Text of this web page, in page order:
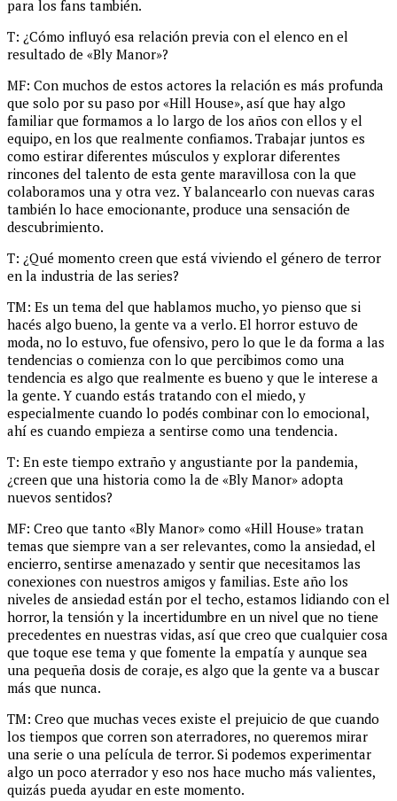
para los fans también.
T: ¿Cómo influyó esa relación previa con el elenco en el
resultado de «Bly Manor»?
MF: Con muchos de estos actores la relación es más profunda
que solo por su paso por «Hill House», así que hay algo
familiar que formamos a lo largo de los años con ellos y el
equipo, en los que realmente confiamos. Trabajar juntos es
como estirar diferentes músculos y explorar diferentes
rincones del talento de esta gente maravillosa con la que
colaboramos una y otra vez. Y balancearlo con nuevas caras
también lo hace emocionante, produce una sensación de
descubrimiento.
T: ¿Qué momento creen que está viviendo el género de terror
en la industria de las series?
TM: Es un tema del que hablamos mucho, yo pienso que si
hacés algo bueno, la gente va a verlo. El horror estuvo de
moda, no lo estuvo, fue ofensivo, pero lo que le da forma a las
tendencias o comienza con lo que percibimos como una
tendencia es algo que realmente es bueno y que le interese a
la gente. Y cuando estás tratando con el miedo, y
especialmente cuando lo podés combinar con lo emocional,
ahí es cuando empieza a sentirse como una tendencia.
T: En este tiempo extraño y angustiante por la pandemia,
¿creen que una historia como la de «Bly Manor» adopta
nuevos sentidos?
MF: Creo que tanto «Bly Manor» como «Hill House» tratan
temas que siempre van a ser relevantes, como la ansiedad, el
encierro, sentirse amenazado y sentir que necesitamos las
conexiones con nuestros amigos y familias. Este año los
niveles de ansiedad están por el techo, estamos lidiando con el
horror, la tensión y la incertidumbre en un nivel que no tiene
precedentes en nuestras vidas, así que creo que cualquier cosa
que toque ese tema y que fomente la empatía y aunque sea
una pequeña dosis de coraje, es algo que la gente va a buscar
más que nunca.
TM: Creo que muchas veces existe el prejuicio de que cuando
los tiempos que corren son aterradores, no queremos mirar
una serie o una película de terror. Si podemos experimentar
algo un poco aterrador y eso nos hace mucho más valientes,
quizás pueda ayudar en este momento.